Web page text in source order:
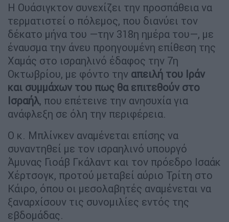
Η Ουάσιγκτον συνεχίζει την προσπάθεια να
τερματιστεί ο πόλεμος, που διανύει τον
δέκατο μήνα του —την 318η ημέρα του—, με
έναυσμα την άνευ προηγουμένη επίθεση της
Χαμάς στο ισραηλινό έδαφος την 7η
Οκτωβρίου, με φόντο την απειλή του Ιράν
και συμμάχων του πως θα επιτεθούν στο
Ισραήλ, που επέτεινε την ανησυχία για
ανάφλεξη σε όλη την περιφέρεια.
Ο κ. Μπλίνκεν αναμένεται επίσης να
συναντηθεί με τον ισραηλινό υπουργό
Άμυνας Γιοάβ Γκάλαντ και τον πρόεδρο Ισαάκ
Χέρτσογκ, προτού μεταβεί αύριο Τρίτη στο
Κάιρο, όπου οι μεσολαβητές αναμένεται να
ξαναρχίσουν τις συνομιλίες εντός της
εβδομάδας.